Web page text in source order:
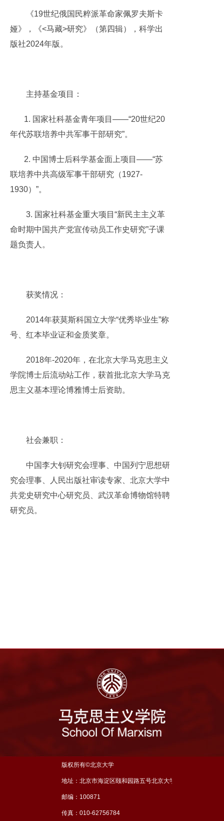
《19世纪俄国民粹派革命家佩罗夫斯卡
娅》，《<马藏>研究》（第四辑），科学出
版社2024年版。
主持基金项目：
1. 国家社科基金青年项目——“20世纪20
年代苏联培养中共军事干部研究”。
2. 中国博士后科学基金面上项目——“苏
联培养中共高级军事干部研究（1927-
1930）”。
3. 国家社科基金重大项目“新民主主义革
命时期中国共产党宣传动员工作史研究”子课
题负责人。
获奖情况：
2014年获莫斯科国立大学“优秀毕业生”称
号、红本毕业证和金质奖章。
2018年-2020年，在北京大学马克思主义
学院博士后流动站工作，获首批北京大学马克
思主义基本理论博雅博士后资助。
社会兼职：
中国李大钊研究会理事、中国列宁思想研
究会理事、人民出版社审读专家、北京大学中
共党史研究中心研究员、武汉革命博物馆特聘
研究员。
版权所有©北京大学
地址：北京市海淀区颐和园路五号北京大学理科五号楼三层
邮编：100871
传真：010-62756784